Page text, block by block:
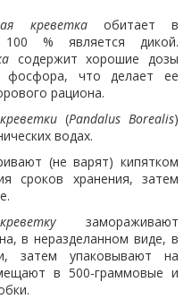
креветкаобитает в
% является дикой.
содержит хорошие дозы
фосфора, что делает ее
рациона.
(Pandalus Borealis)
водах.
(не варят) кипятком
сроков хранения, затем
замораживают
в неразделанном виде, в
затем упаковывают на
в 500-граммовые и